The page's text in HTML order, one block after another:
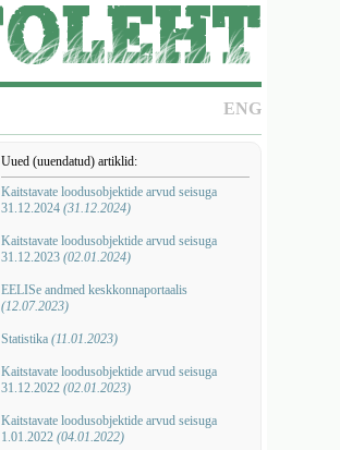
ENG
Uued (uuendatud) artiklid:
Kaitstavate loodusobjektide arvud seisuga
31.12.2024 (31.12.2024)
Kaitstavate loodusobjektide arvud seisuga
31.12.2023 (02.01.2024)
EELISe andmed keskkonnaportaalis
(12.07.2023)
Statistika (11.01.2023)
Kaitstavate loodusobjektide arvud seisuga
31.12.2022 (02.01.2023)
Kaitstavate loodusobjektide arvud seisuga
1.01.2022 (04.01.2022)